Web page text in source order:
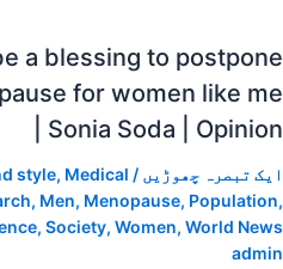
a blessing to postpone
for women like me
| Sonia Soda | Opinion
ایک تبصرہ چھوڑیں /
style, Medical
, Men, Menopause, Population,
, Society, Women, World News
admin